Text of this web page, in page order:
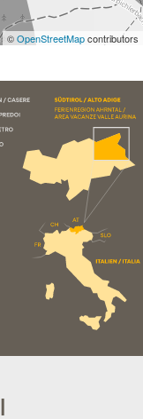
©OpenStreetMapcontributors